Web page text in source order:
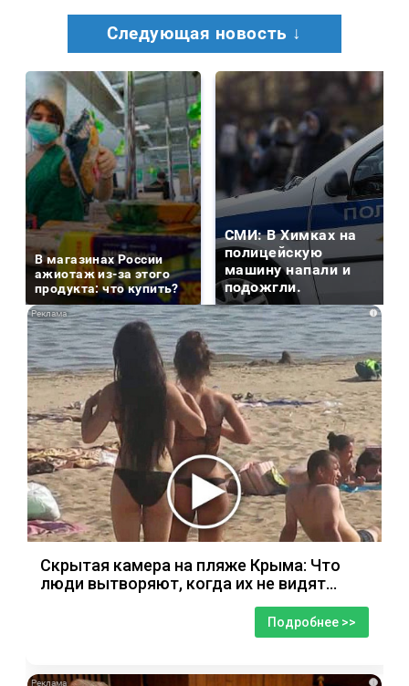
Следующая новость ↓
В магазинах России
ажиотаж из-за этого
продукта: что купить?
СМИ: В Химках на
полицейскую
машину напали и
подожгли.
i
Скрытая камера на пляже Крыма: Что
люди вытворяют, когда их не видят...
Подробнее >>
i